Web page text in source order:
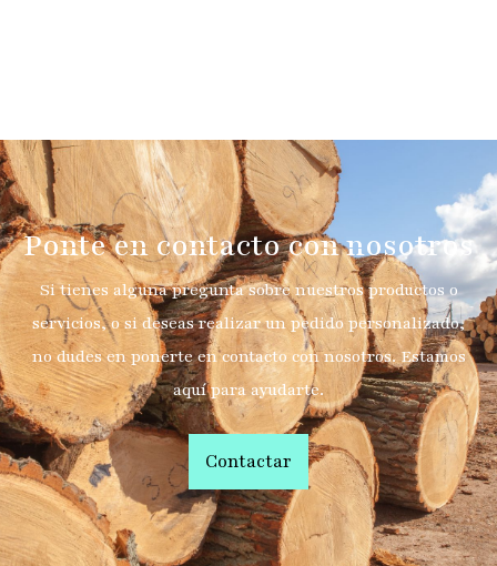
Ponte en contacto con nosotros
Si tienes alguna pregunta sobre nuestros productos o
servicios, o si deseas realizar un pedido personalizado,
no dudes en ponerte en contacto con nosotros. Estamos
aquí para ayudarte.
Contactar